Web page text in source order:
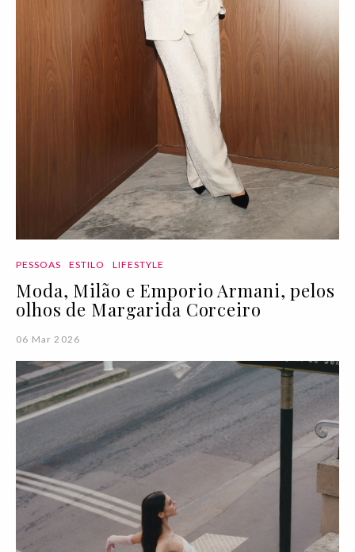
PESSOAS ESTILO LIFESTYLE
Moda, Milão e Emporio Armani, pelos
olhos de Margarida Corceiro
06 Mar 2026